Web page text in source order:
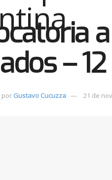
–
por Gustavo Cucuzza 21 de